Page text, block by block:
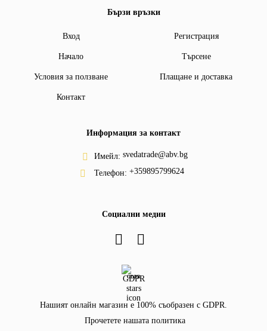
Бързи връзки
Вход Регистрация
Начало Търсене
Условия за ползване Плащане и доставка
Контакт
Информация за контакт
Имейл: svedatrade@abv.bg
Телефон: +359895799624
Социални медии
GDPR
Нашият онлайн магазин е 100% съобразен с GDPR.
Прочетете нашата политика